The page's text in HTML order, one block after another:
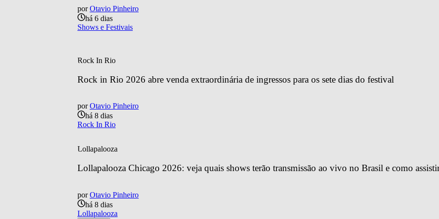
por Otavio Pinheiro
há 6 dias
Shows e Festivais
Rock In Rio
Rock in Rio 2026 abre venda extraordinária de ingressos para os sete dias do festival
por Otavio Pinheiro
há 8 dias
Rock In Rio
Lollapalooza
Lollapalooza Chicago 2026: veja quais shows terão transmissão ao vivo no Brasil e como
por Otavio Pinheiro
há 8 dias
Lollapalooza